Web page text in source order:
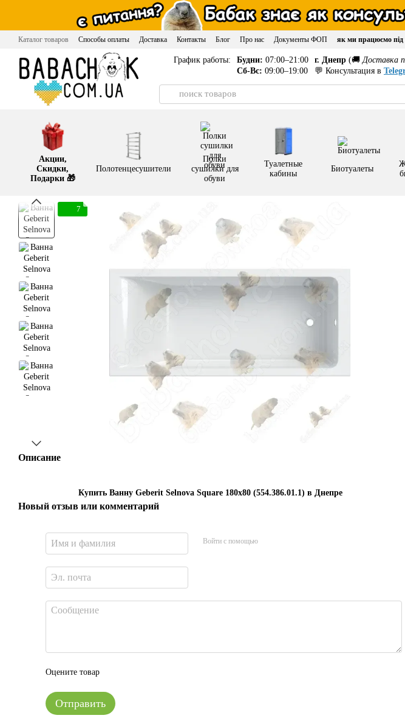
Перейти к основному контенту
Каталог товаров Способы оплаты Доставка Контакты Блог Про нас Документы ФОП як ми працюємо під
График работы: Будни: 07:00–21:00
Сб-Вс: 09:00–19:00
г. Днепр (🚚 Доставка
💬 Консультация в
Акции,
Скидки,
Подарки 🎁
Полотенцесушители
Полки
сушилки для
обуви
Туалетные
кабины
Биотуалеты
7
Описание
Купить Ванну Geberit Selnova Square 180x80 (554.386.01.1) в Днепре
Новый отзыв или комментарий
Войти с помощью
Оцените товар
Отправить